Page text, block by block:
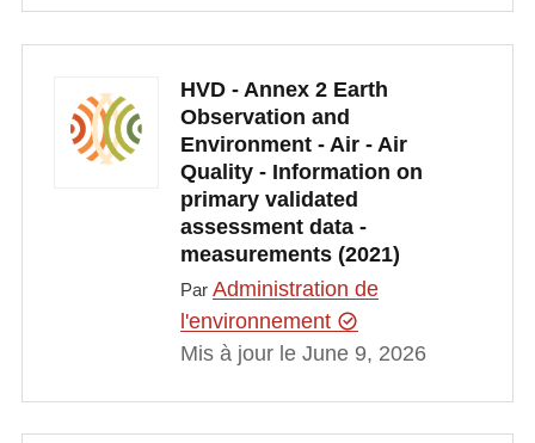
HVD - Annex 2 Earth
Observation and
Environment - Air - Air
Quality - Information on
primary validated
assessment data -
measurements (2021)
Par Administration de
l'environnement
Mis à jour le June 9, 2026